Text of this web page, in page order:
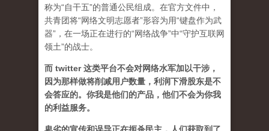
称为“自干五”的普通公民组成。在官方文件中，
共青团将“网络文明志愿者”形容为用“键盘作为武
器”，在一场正在进行的“网络战争”中“守护互联网
领土”的战士。
而 twitter 这类平台不会对网络水军加以干涉，
因为那样做将削减用户数量，利润下滑股东是不
会答应的。你我是他们的产品，他们不会为你我
的利益服务。